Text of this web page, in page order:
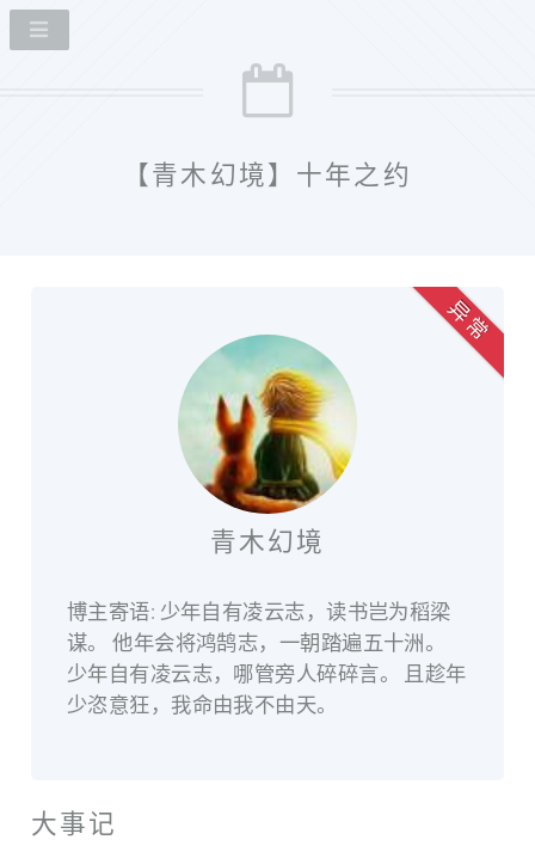
【青木幻境】十年之约
青木幻境
博主寄语: 少年自有凌云志，读书岂为稻梁
谋。 他年会将鸿鹄志，一朝踏遍五十洲。
少年自有凌云志，哪管旁人碎碎言。 且趁年
少恣意狂，我命由我不由天。
异 常
大事记